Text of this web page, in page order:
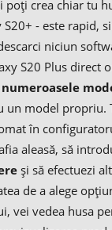
poți crea chiar tu
S20+ - este rapid,
niciun
S20 Plus direct
numeroasele
un model propriu.
în
aleasă, să
și să efectuezi
de a alege
vei vedea husa